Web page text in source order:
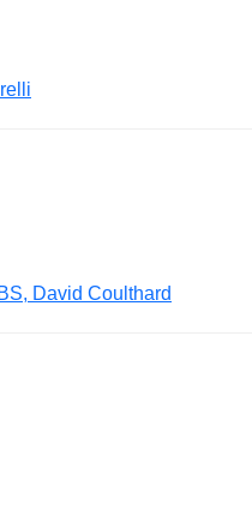
David Coulthard